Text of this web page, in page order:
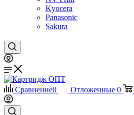
Kyocera
Panasonic
Sakura
Сравнение0 Отложенные 0